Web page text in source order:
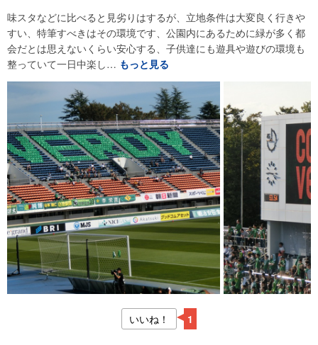
味スタなどに比べると見劣りはするが、立地条件は大変良く行きや
すい、特筆すべきはその環境です、公園内にあるために緑が多く都
会だとは思えないくらい安心する、子供達にも遊具や遊びの環境も
整っていて一日中楽し… もっと見る
いいね！ 1